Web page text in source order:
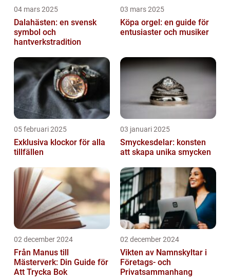
04 mars 2025
Dalahästen: en svensk
symbol och
hantverkstradition
03 mars 2025
Köpa orgel: en guide för
entusiaster och musiker
05 februari 2025
Exklusiva klockor för alla
tillfällen
03 januari 2025
Smyckesdelar: konsten
att skapa unika smycken
02 december 2024
Från Manus till
Mästerverk: Din Guide för
Att Trycka Bok
02 december 2024
Vikten av Namnskyltar i
Företags- och
Privatsammanhang